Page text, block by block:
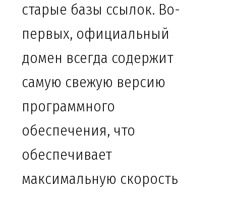
старые базы ссылок. Во-
первых, официальный
домен всегда содержит
самую свежую версию
программного
обеспечения, что
обеспечивает
максимальную скорость